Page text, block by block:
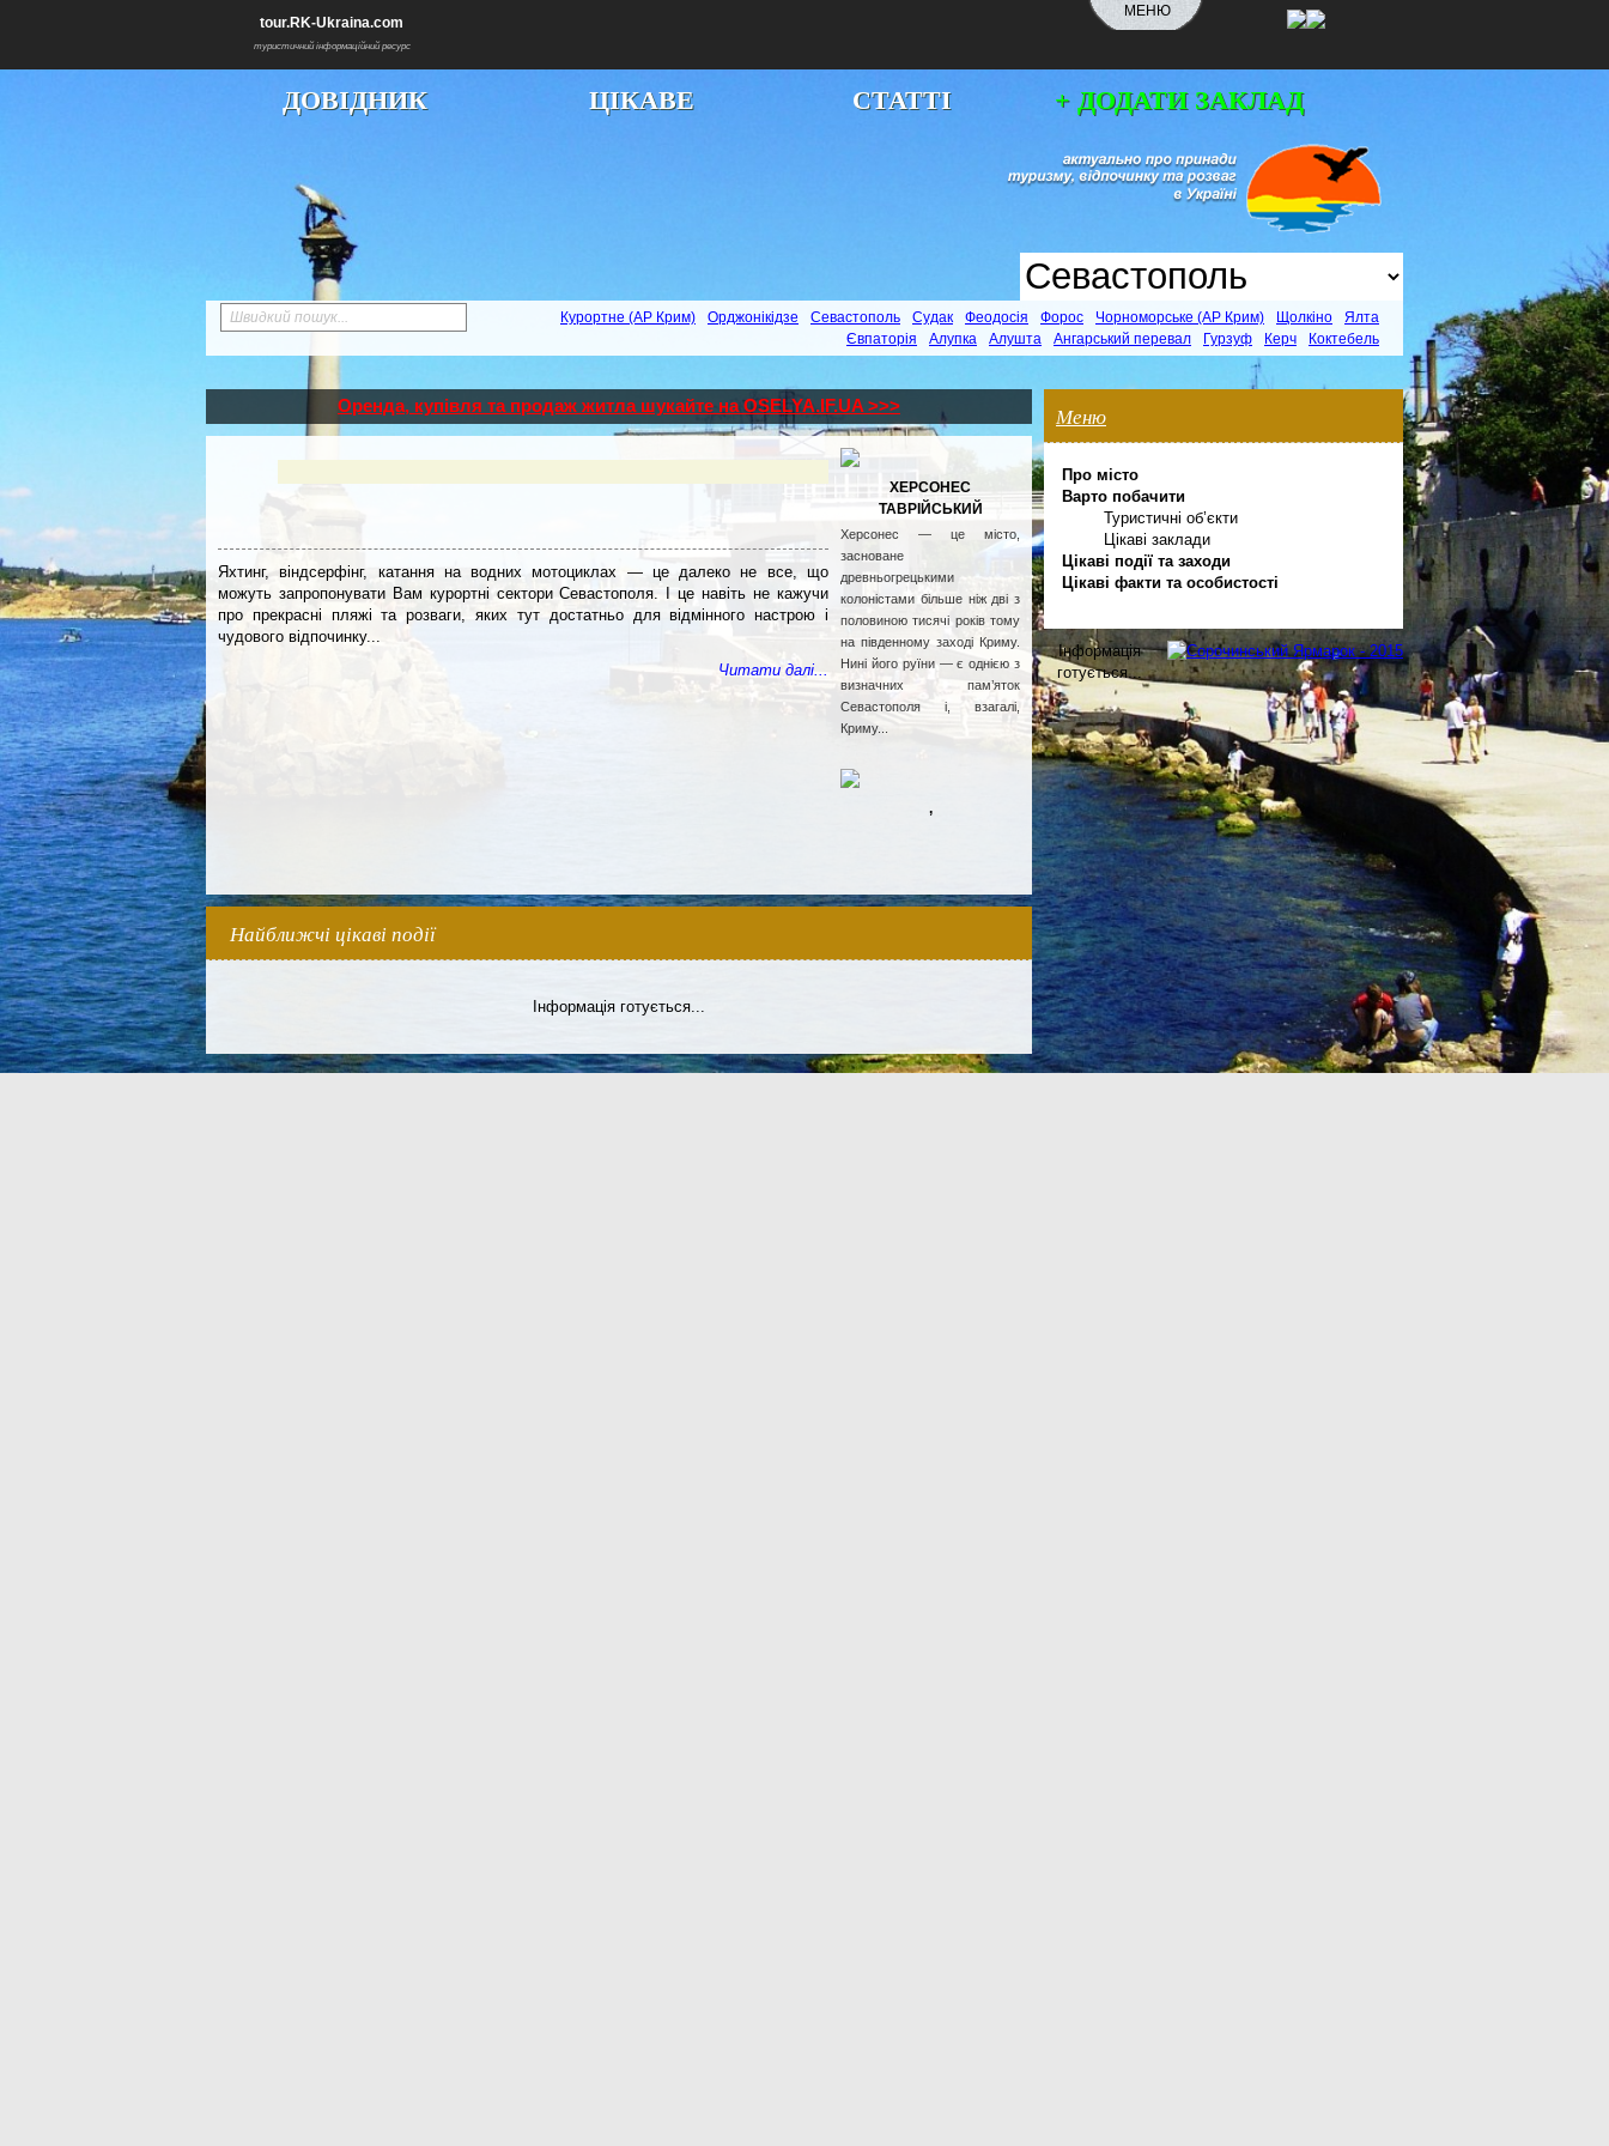
tour.RK-Ukraina.com
туристичний інформаційний ресурс
МЕНЮ
ДОВІДНИК ЦІКАВЕ СТАТТІ + ДОДАТИ ЗАКЛАД
Швидкий пошук... Ялта
Щолкіно
Чорноморське (АР Крим)
Форос
Феодосія
Судак
Севастополь
Орджонікідзе
Курортне (АР Крим)
Коктебель
Керч
Гурзуф
Ангарський перевал
Алушта
Алупка
Євпаторія
Оренда, купівля та продаж житла шукайте на OSELYA.IF.UA >>>
Яхтинг, віндсерфінг, катання на водних мотоциклах — це далеко не все, що
можуть запропонувати Вам курортні сектори Севастополя. І це навіть не кажучи
про прекрасні пляжі та розваги, яких тут достатньо для відмінного настрою і
чудового відпочинку...
Читати далі...
ХЕРСОНЕС
ТАВРІЙСЬКИЙ
Херсонес — це місто,
засноване
древньогрецькими
колоністами більше ніж дві з
половиною тисячі років тому
на південному заході Криму.
Нині його руїни — є однією з
визначних пам’яток
Севастополя і, взагалі,
Криму...
,
Найближчі цікаві події
Інформація готується...
Меню
Про місто
Варто побачити
Туристичні об’єкти
Цікаві заклади
Цікаві події та заходи
Цікаві факти та особистості
Інформація
готується...